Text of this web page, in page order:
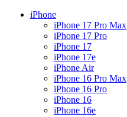
iPhone
iPhone 17 Pro Max
iPhone 17 Pro
iPhone 17
iPhone 17e
iPhone Air
iPhone 16 Pro Max
iPhone 16 Pro
iPhone 16
iPhone 16e